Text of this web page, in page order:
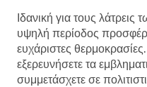
Ιδανική για τους
υψηλή περίοδος
ευχάριστες
εξερευνήσετε τα
συμμετάσχετε σε